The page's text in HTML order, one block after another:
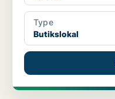
Type
Butikslokal